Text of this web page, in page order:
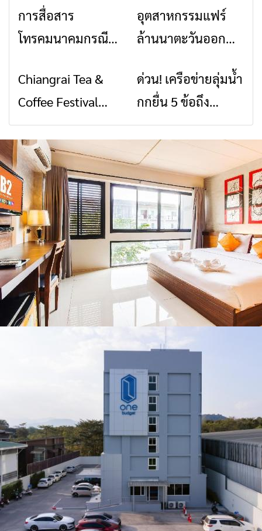
การสื่อสาร
โทรคมนาคมกรณีภัย
สัญญาณขาด การ
สื่อสารต้องไม่หยุด
ข่าวเชียงราย
อุตสาหกรรมแฟร์
ล้านนาตะวันออก
สินค้าเด่น และเสน่ห์
วัฒนธรรมจาก 4
จังหวัด เชียงราย
พะเยา แพร่ และ
น่าน พร้อมชม
คอนเสิร์ตจากศิลปิน
ชื่อดังตลอด 5 วัน
ข่าวเชียงราย
Chiangrai Tea &
Coffee Festival
2026
ข่าวเชียงราย
ด่วน! เครือข่ายลุ่มน้ำ
กกยื่น 5 ข้อถึง
รัฐบาล จี้นายกฯ ลง
เชียงราย แก้วิกฤต
สารปนเปื้อนต้นน้ำ